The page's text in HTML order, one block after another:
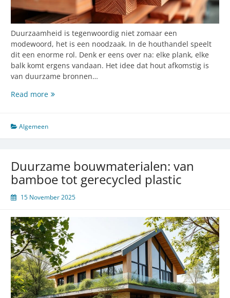
Duurzaamheid is tegenwoordig niet zomaar een
modewoord, het is een noodzaak. In de houthandel speelt
dit een enorme rol. Denk er eens over na: elke plank, elke
balk komt ergens vandaan. Het idee dat hout afkomstig is
van duurzame bronnen…
Read moreDuurzaamheid
in
de
meranti
Algemeen
Duurzame bouwmaterialen: van
bamboe tot gerecycled plastic
15 November 2025